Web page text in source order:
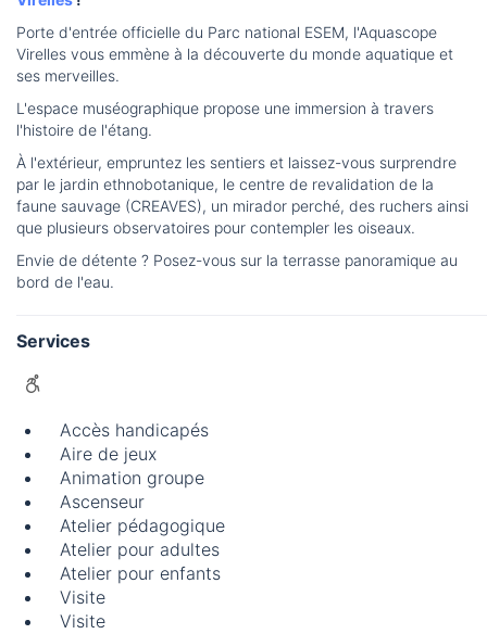
Porte d'entrée officielle du Parc national ESEM, l'Aquascope
Virelles vous emmène à la découverte du monde aquatique et
ses merveilles.
L'espace muséographique propose une immersion à travers
l'histoire de l'étang.
À l'extérieur, empruntez les sentiers et laissez-vous surprendre
par le jardin ethnobotanique, le centre de revalidation de la
faune sauvage (CREAVES), un mirador perché, des ruchers ainsi
que plusieurs observatoires pour contempler les oiseaux.
Envie de détente ? Posez-vous sur la terrasse panoramique au
bord de l'eau.
Services
Accès handicapés
Aire de jeux
Animation groupe
Ascenseur
Atelier pédagogique
Atelier pour adultes
Atelier pour enfants
Visite
Visite